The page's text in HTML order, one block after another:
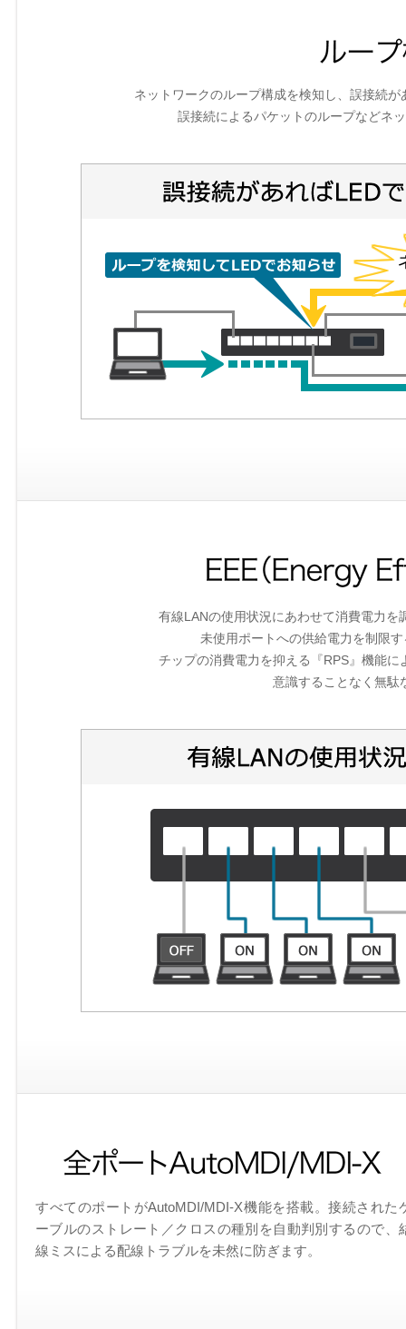
ネットワークのループ構成を検知し、誤接続
誤接続によるパケットのループなどネ
有線LANの使用状況にあわせて消費電力
未使用ポートへの供給電力を制限
チップの消費電力を抑える『RPS』機能
意識することなく無駄
すべてのポートがAutoMDI/MDI-X機能を搭載。接続された
ーブルのストレート／クロスの種別を自動判別するので、
線ミスによる配線トラブルを未然に防ぎます。